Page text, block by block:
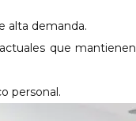
alta demanda.
que mantienen
personal.